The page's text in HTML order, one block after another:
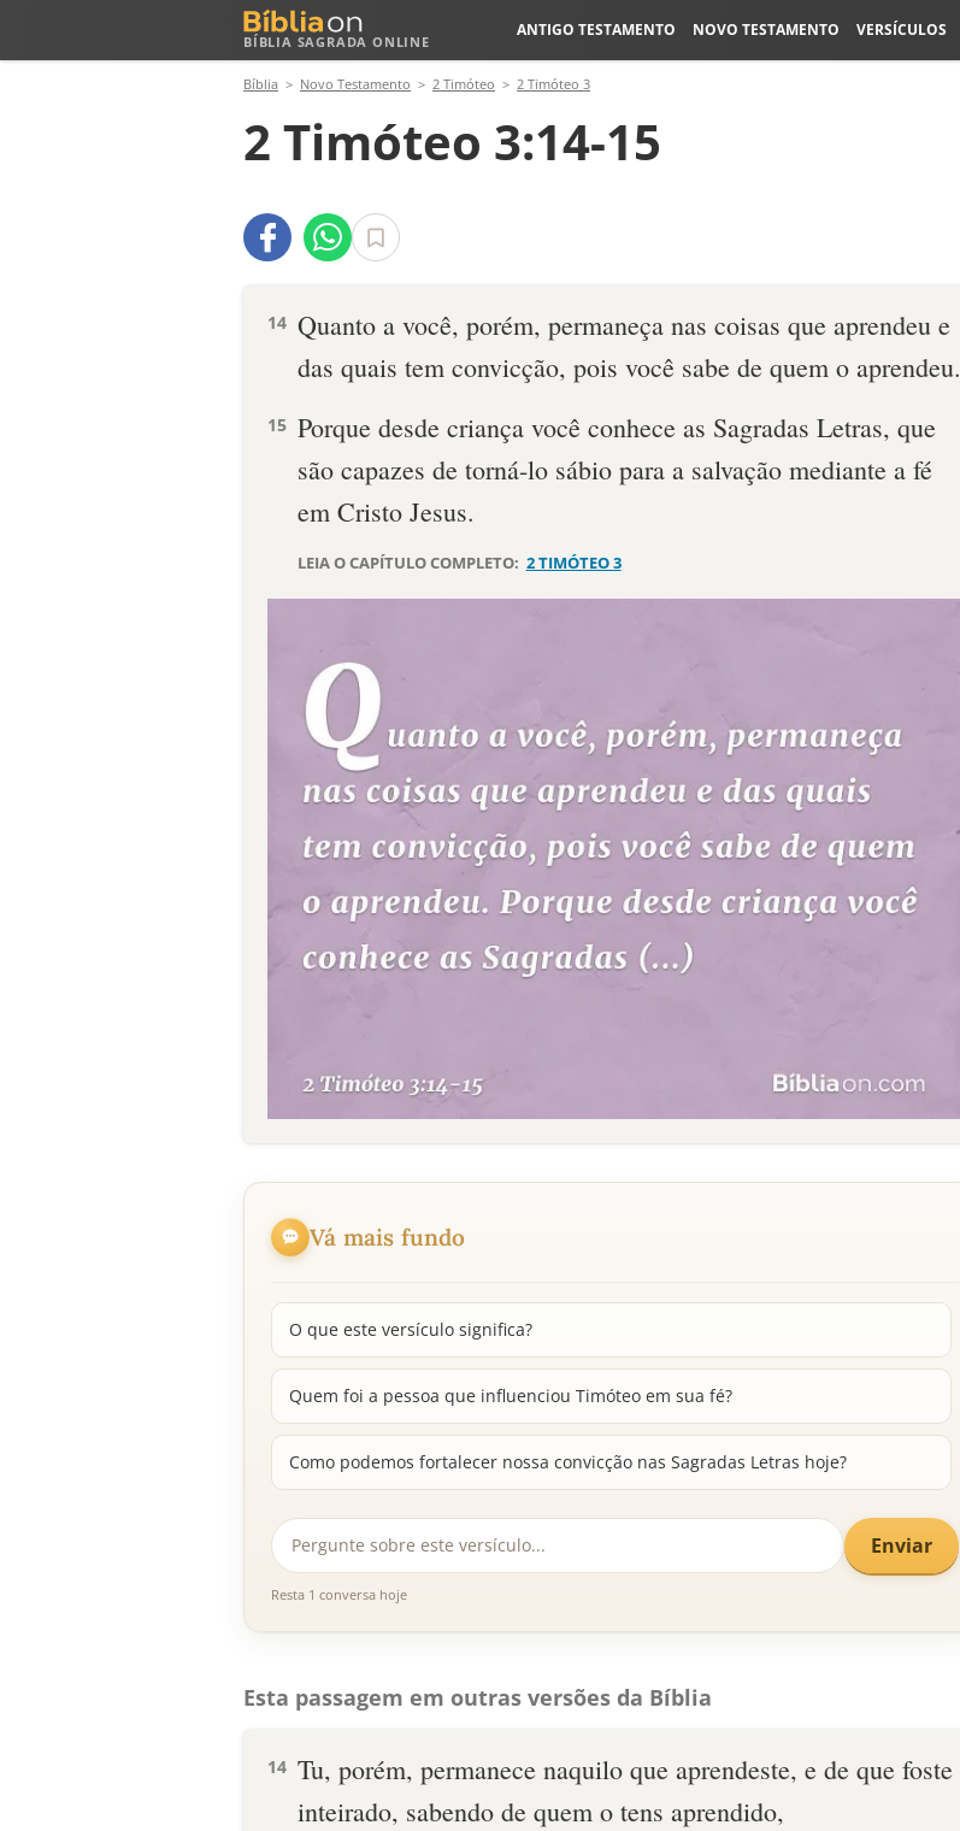
BÍBLIA SAGRADA ONLINE
ANTIGO TESTAMENTO NOVO TESTAMENTO VERSÍCULOS
Bíblia Novo Testamento 2 Timóteo 2 Timóteo 3
2 Timóteo 3:14-15
14 Quanto a você, porém, permaneça nas coisas que aprendeu e
das quais tem convicção, pois você sabe de quem o aprendeu.
15 Porque desde criança você conhece as Sagradas Letras, que
são capazes de torná-lo sábio para a salvação mediante a fé
em Cristo Jesus.
LEIA O CAPÍTULO COMPLETO: 2 TIMÓTEO 3
Vá mais fundo
O que este versículo significa?
Quem foi a pessoa que influenciou Timóteo em sua fé?
Como podemos fortalecer nossa convicção nas Sagradas Letras hoje?
Enviar
Resta 1 conversa hoje
Esta passagem em outras versões da Bíblia
14 Tu, porém, permanece naquilo que aprendeste, e de que foste
inteirado, sabendo de quem o tens aprendido,